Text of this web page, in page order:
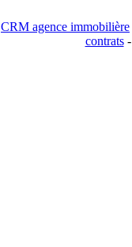
CRM agence immobilière
contrats-